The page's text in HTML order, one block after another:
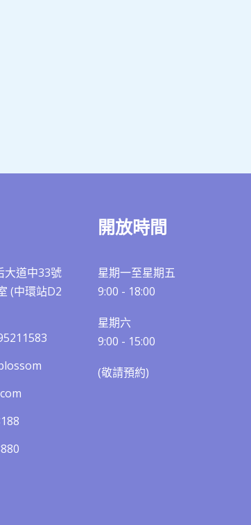
大道中33號
(中環站D2
開放時間
星期一至星期五
9:00 - 18:00
星期六
9:00 - 15:00
(敬請預約)​​